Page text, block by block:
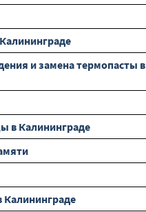
и замена термопасты в
в Калининграде
Калининграде